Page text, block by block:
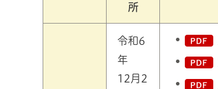
所
令和6
年
12月2